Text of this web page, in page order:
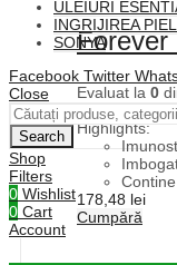
Forever
Evaluat la 0
(0)
Highlights:
178,48 lei
Cumpără
ULEIURI
INGRIJIREA
SONYA
Facebook Twitter
Close
Search
Shop
Filters
0 Wishlist
0 Cart
Account